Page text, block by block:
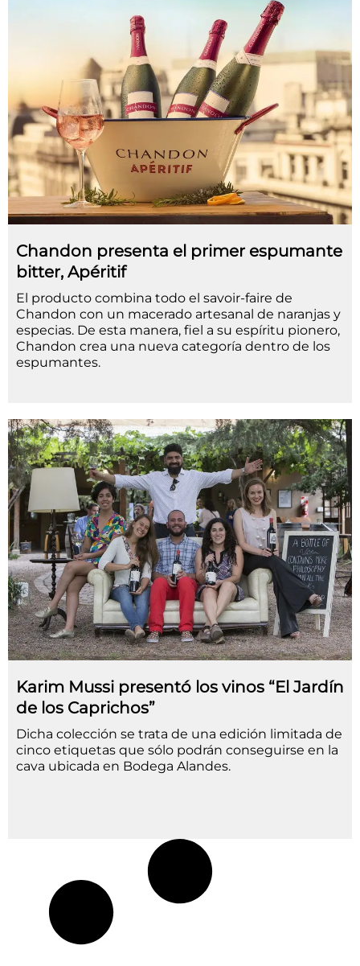
Chandon presenta el primer espumante
bitter, Apéritif
El producto combina todo el savoir-faire de
Chandon con un macerado artesanal de naranjas y
especias. De esta manera, fiel a su espíritu pionero,
Chandon crea una nueva categoría dentro de los
espumantes.
Karim Mussi presentó los vinos “El Jardín
de los Caprichos”
Dicha colección se trata de una edición limitada de
cinco etiquetas que sólo podrán conseguirse en la
cava ubicada en Bodega Alandes.